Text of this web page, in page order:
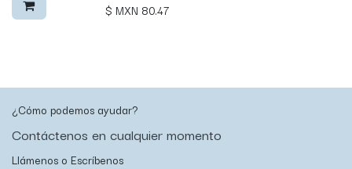
$ MXN 80.47
¿Cómo podemos ayudar?
Contáctenos en cualquier momento
Llámenos o Escríbenos